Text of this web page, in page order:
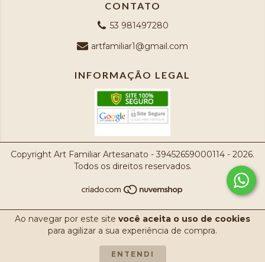
Ao navegar por este site você aceita o uso de cookies
para agilizar a sua experiência de compra.
ENTENDI
CONTATO
53 981497280
artfamiliar1@gmail.com
INFORMAÇÃO LEGAL
Copyright Art Familiar Artesanato - 39452659000114 - 2026.
Todos os direitos reservados.